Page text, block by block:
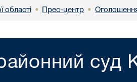
області • Прес-центр •
суд